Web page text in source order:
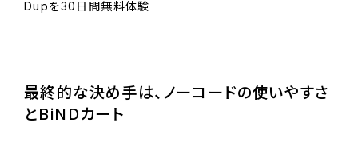
Dupを30日間無料体験
最終的な決め手は、ノーコードの使いやすさ
とBiNDカート